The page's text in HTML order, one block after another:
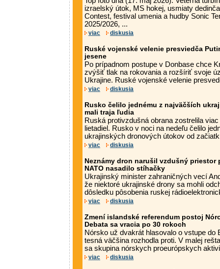
izraelský útok, MS hokej, usmiaty
Contest, festival umenia a hudby Sonic
2025/2026, ...
viac diskusia
Ruské vojenské velenie presviedča
jesene
Po prípadnom postupe v Donbase chce
zvýšiť tlak na rokovania a rozšíriť svoje
Ukrajine. Ruské vojenské velenie
viac diskusia
Rusko čelilo jednému z najväčších
mali traja ľudia
Ruská protivzdušná obrana zostrelila
lietadiel. Rusko v noci na nedeľu čelilo
ukrajinských dronových útokov od
viac diskusia
Neznámy dron narušil vzdušný priestor
NATO nasadilo stíhačky
Ukrajinský minister zahraničných vecí
že niektoré ukrajinské drony sa mohli
dôsledku pôsobenia ruskej
viac diskusia
Zmení islandské referendum postoj
Debata sa vracia po 30 rokoch
Nórsko už dvakrát hlasovalo o vstupe do
tesná väčšina rozhodla proti. V malej
sa skupina nórskych proeurópskych
viac diskusia